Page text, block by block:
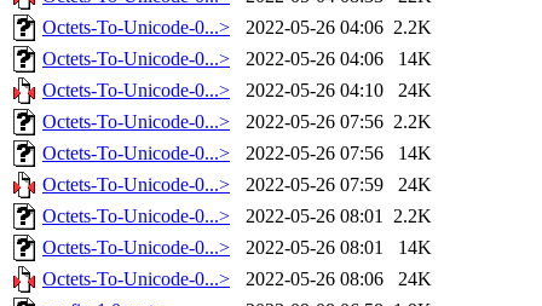
Octets-To-Unicode-0...>
2022-05-26 04:06 2.2K
Octets-To-Unicode-0...>
2022-05-26 04:06
14K
Octets-To-Unicode-0...>
2022-05-26 04:10
24K
Octets-To-Unicode-0...>
2022-05-26 07:56 2.2K
Octets-To-Unicode-0...>
2022-05-26 07:56
14K
Octets-To-Unicode-0...>
2022-05-26 07:59
24K
Octets-To-Unicode-0...>
2022-05-26 08:01 2.2K
Octets-To-Unicode-0...>
2022-05-26 08:01
14K
Octets-To-Unicode-0...>
2022-05-26 08:06
24K